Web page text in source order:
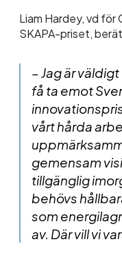
Liam Hardey, vd
SKAPA-priset,
– Jag är
få ta emot
vårt hårda
gemensam
tillgänglig
behövs
som
av. Där vill vi